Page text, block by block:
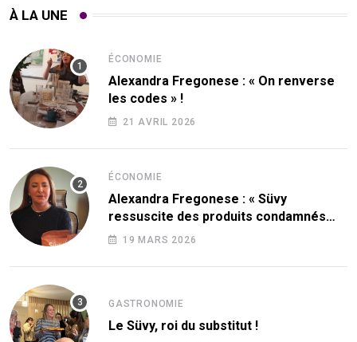
À LA UNE
ÉCONOMIE
Alexandra Fregonese : « On renverse
les codes » !
21 AVRIL 2026
ÉCONOMIE
Alexandra Fregonese : « Süvy
ressuscite des produits condamnés
par le sucre ! »
19 MARS 2026
GASTRONOMIE
Le Süvy, roi du substitut !